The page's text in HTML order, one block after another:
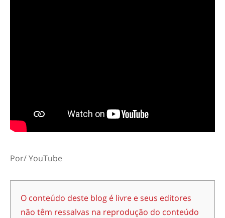
Por/ YouTube
O conteúdo deste blog é livre e seus editores
não têm ressalvas na reprodução do conteúdo